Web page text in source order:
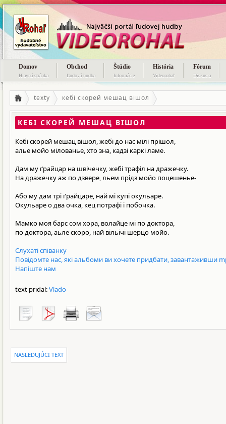
Domov
Hlavná stránka
Obchod
Ľudová hudba
Štúdio
Informácie
História
Videorohaľ
Fórum
Diskusia
texty кебі скорей мешац вішол
КЕБІ СКОРЕЙ МЕШАЦ ВІШОЛ
Кебі скорей мешац вішол, жебі до нас мілі прішол,
алье мойо мілованье, хто зна, кадзі каркі ламе.
Дам му ґрайцар на швічечку, жебі трафіл на дражечку.
На дражечку аж по дзвере, льем прідз мойо поцешенье-
Або му дам трі ґрайцаре, най мі купі окульаре.
Окульаре о два очка, кец потрафі і побочка.
Мамко моя барс сом хора, волайце мі по доктора,
по доктора, аьле скоро, най вільічі шерцо мойо.
Слухаті співанку
Повідомте нас, які альбоми ви хочете придбати, завантаживши
Напіште нам
text pridal:Vlado
NASLEDUJÚCI TEXT